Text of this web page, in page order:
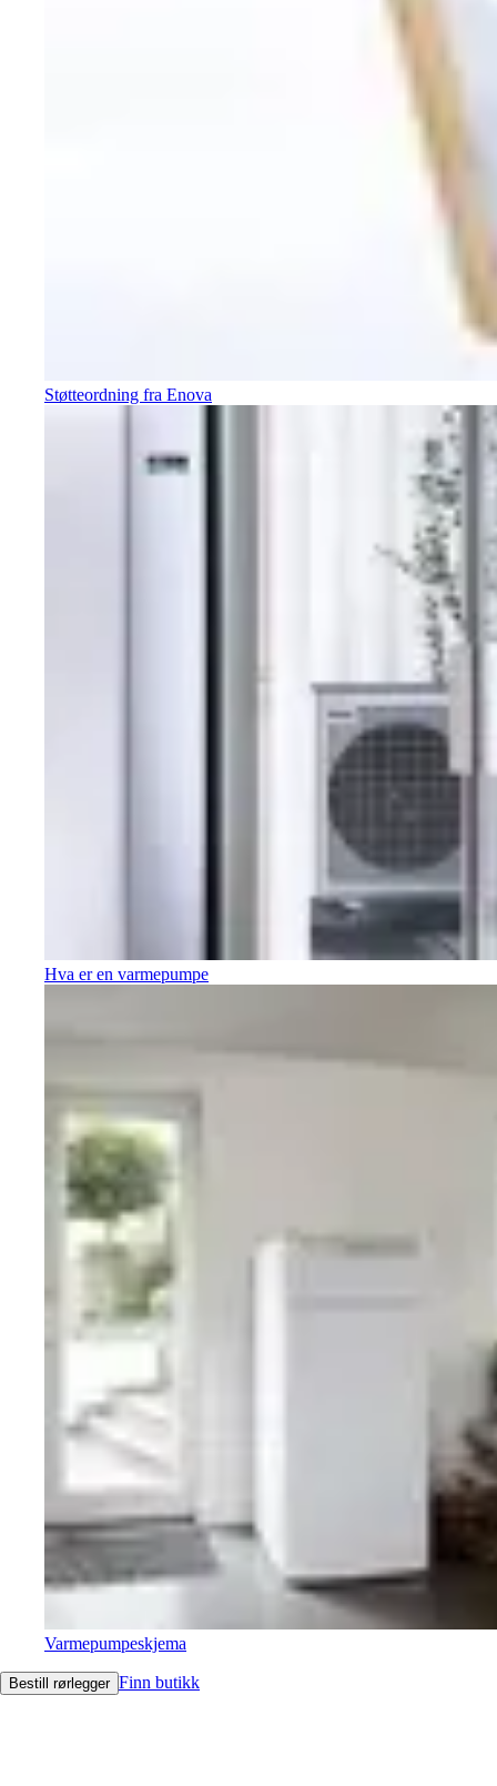
Støtteordning fra Enova
Hva er en varmepumpe
Varmepumpeskjema
Bestill rørlegger Finn butikk